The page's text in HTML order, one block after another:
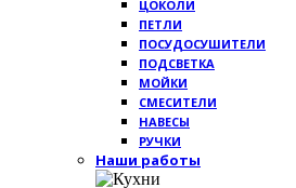
ЦОКОЛИ
ПЕТЛИ
ПОСУДОСУШИТЕЛИ
ПОДСВЕТКА
МОЙКИ
СМЕСИТЕЛИ
НАВЕСЫ
РУЧКИ
Наши работы